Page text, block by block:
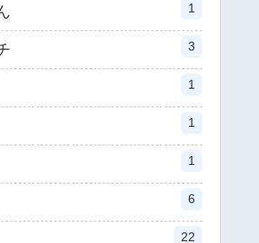
1
3
1
1
1
6
22